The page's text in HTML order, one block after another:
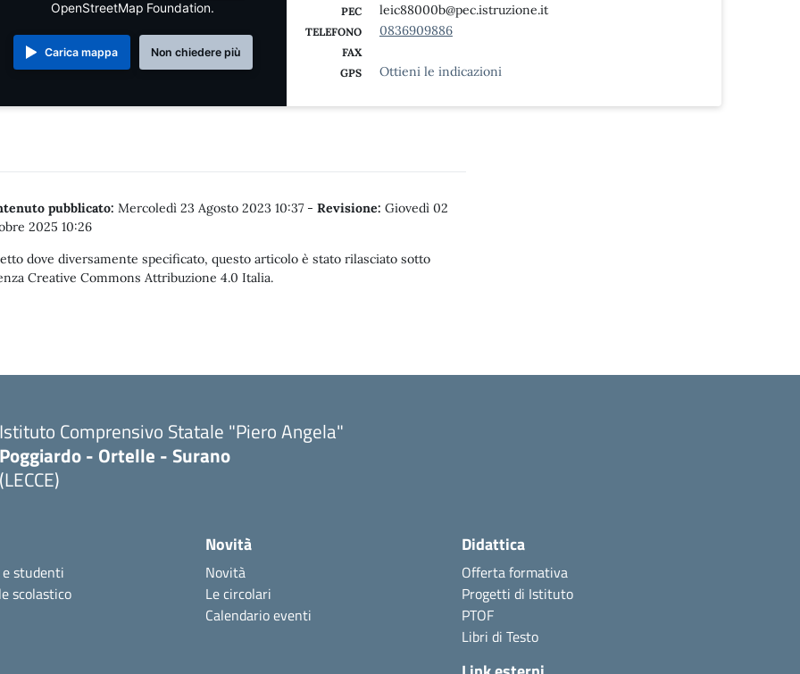
OpenStreetMap Foundation.
Carica mappa Non chiedere più
PEC leic88000b@pec.istruzione.it
TELEFONO 0836909886
FAX
GPS
Ottieni le indicazioni
pubblicato: Mercoledì 23 Agosto 2023 10:37 - Revisione: Giovedì 02
2025 10:26
dove diversamente specificato, questo articolo è stato rilasciato sotto
Creative Commons Attribuzione 4.0 Italia.
Istituto Comprensivo Statale "Piero Angela"
Poggiardo - Ortelle - Surano
(LECCE)
e studenti
scolastico
Novità
Novità
Le circolari
Calendario eventi
Didattica
Offerta formativa
Progetti di Istituto
PTOF
Libri di Testo